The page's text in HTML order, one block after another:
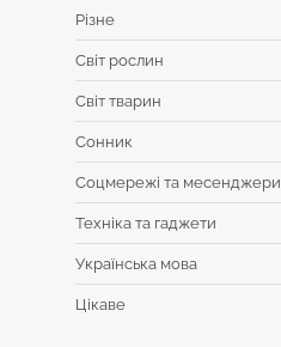
Різне
Світ рослин
Світ тварин
Сонник
Соцмережі та месенджери
Техніка та гаджети
Українська мова
Цікаве